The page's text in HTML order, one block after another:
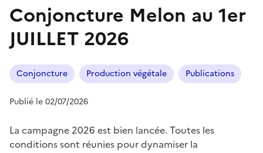
Conjoncture Melon au 1er
JUILLET 2026
Conjoncture Production végétale Publications
Publié le 02/07/2026
La campagne 2026 est bien lancée. Toutes les
conditions sont réunies pour dynamiser la